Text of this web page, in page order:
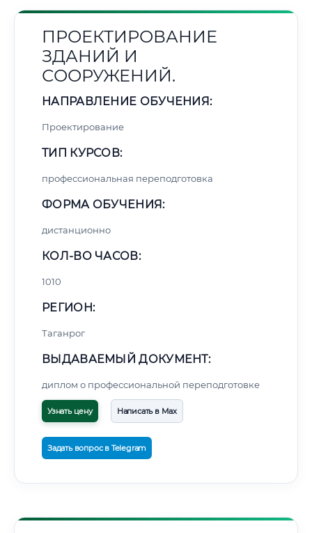
ПРОЕКТИРОВАНИЕ
ЗДАНИЙ И
СООРУЖЕНИЙ.
НАПРАВЛЕНИЕ ОБУЧЕНИЯ:
Проектирование
ТИП КУРСОВ:
профессиональная переподготовка
ФОРМА ОБУЧЕНИЯ:
дистанционно
КОЛ-ВО ЧАСОВ:
1010
РЕГИОН:
Таганрог
ВЫДАВАЕМЫЙ ДОКУМЕНТ:
диплом о профессиональной переподготовке
Узнать цену Написать в Max
Задать вопрос в Telegram